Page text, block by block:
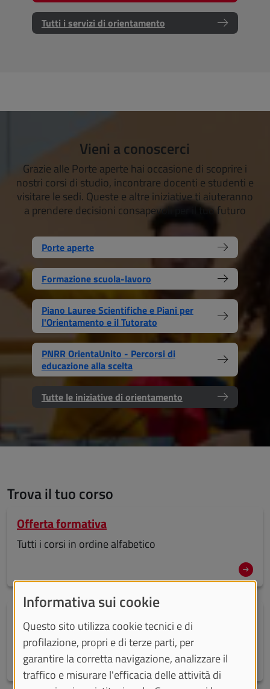
Tutti i servizi di orientamento
Vieni a conoscerci
Grazie alle Porte aperte hai occasione di scoprire i
nostri corsi di studio, incontrare docenti e studenti e
visitare le sedi. Queste e altre iniziative ti aiuteranno
a prendere decisioni consapevoli per il tuo futuro
Porte aperte
Formazione scuola-lavoro
Piano Lauree Scientifiche e Piani per
l'Orientamento e il Tutorato
PNRR OrientaUnito - Percorsi di
educazione alla scelta
Tutte le iniziative di orientamento
Trova il tuo corso
Offerta formativa
Tutti i corsi in ordine alfabetico
Dove potrai studiare
Tutte le sedi di UniTo
Informativa sui cookie
Questo sito utilizza cookie tecnici e di
profilazione, propri e di terze parti, per
garantire la corretta navigazione, analizzare il
traffico e misurare l'efficacia delle attività di